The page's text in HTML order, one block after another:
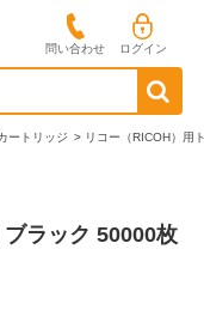
問い合わせ ログイン
ートリッジ > リコー（RICOH）用
ラック 50000枚